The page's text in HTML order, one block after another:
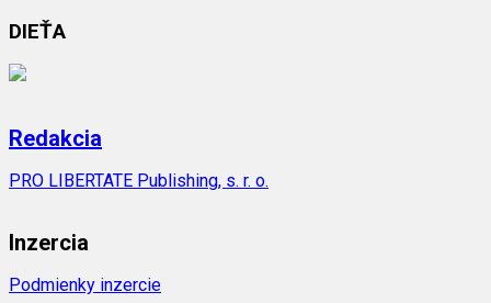
DIEŤA
Redakcia
PRO LIBERTATE Publishing, s. r. o.
Inzercia
Podmienky inzercie